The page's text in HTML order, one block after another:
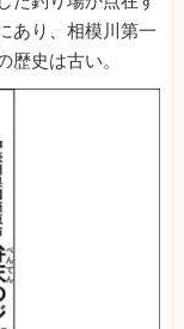
あり、相模川第一
史は古い。